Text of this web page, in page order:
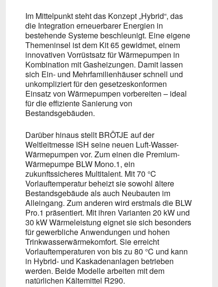
Im Mittelpunkt steht das Konzept „Hybrid“, das
die Integration erneuerbarer Energien in
bestehende Systeme beschleunigt. Eine eigene
Themeninsel ist dem Kit 65 gewidmet, einem
innovativen Vorrüstsatz für Wärmepumpen in
Kombination mit Gasheizungen. Damit lassen
sich Ein- und Mehrfamilienhäuser schnell und
unkompliziert für den gesetzeskonformen
Einsatz von Wärmepumpen vorbereiten – ideal
für die effiziente Sanierung von
Bestandsgebäuden.
Darüber hinaus stellt BRÖTJE auf der
Weltleitmesse ISH seine neuen Luft-Wasser-
Wärmepumpen vor. Zum einen die Premium-
Wärmepumpe BLW Mono.1, ein
zukunftssicheres Multitalent. Mit 70 °C
Vorlauftemperatur beheizt sie sowohl ältere
Bestandsgebäude als auch Neubauten im
Alleingang. Zum anderen wird erstmals die BLW
Pro.1 präsentiert. Mit ihren Varianten 20 kW und
30 kW Wärmeleistung eignet sie sich besonders
für gewerbliche Anwendungen und hohen
Trinkwasserwärmekomfort. Sie erreicht
Vorlauftemperaturen von bis zu 80 °C und kann
in Hybrid- und Kaskadenanlagen betrieben
werden. Beide Modelle arbeiten mit dem
natürlichen Kältemittel R290.